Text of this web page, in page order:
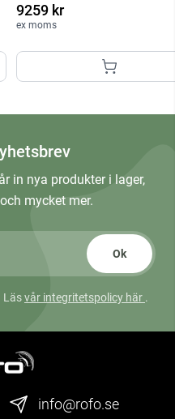
9259 kr
ex moms
in nya produkter i lager,
mycket mer.
Ok
Läsvår integritetspolicy här .
info@rofo.se